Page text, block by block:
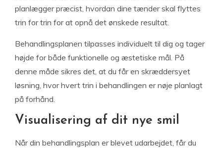
planlægger præcist, hvordan dine tænder skal flyttes
trin for trin for at opnå det ønskede resultat.
Behandlingsplanen tilpasses individuelt til dig og tager
højde for både funktionelle og æstetiske mål. På
denne måde sikres det, at du får en skræddersyet
løsning, hvor hvert trin i behandlingen er nøje planlagt
på forhånd.
Visualisering af dit nye smil
Når din behandlingsplan er blevet udarbejdet, får du